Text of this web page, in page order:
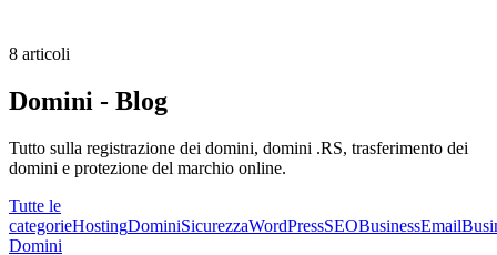
8 articoli
Domini - Blog
Tutto sulla registrazione dei domini, domini .RS, trasferimento dei
domini e protezione del marchio online.
Tutte le
categorieHostingDominiSicurezzaWordPressSEOBusinessEmail
Domini